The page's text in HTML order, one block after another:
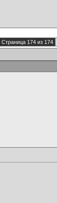
Страница 174 из 174